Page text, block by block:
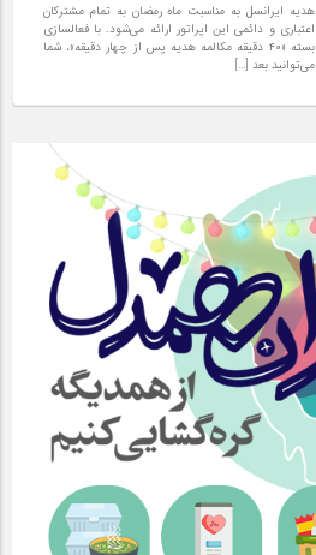
هدیه ایرانسل به مناسبت ماه رمضان به تمام مشترکان
اعتباری و دائمی این اپراتور ارائه می‌شود. با فعالسازی
بسته «۴۰ دقیقه مکالمه هدیه پس از چهار دقیقه»، شما
می‌توانید بعد […]